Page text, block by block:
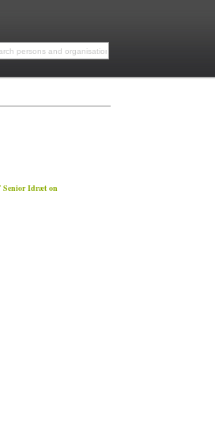
Senior Idræt on